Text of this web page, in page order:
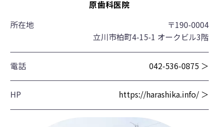
原歯科医院
所在地
〒190-0004
立川市柏町4-15-1 オークビル3階
電話 042-536-0875 ＞
HP https://harashika.info/ ＞